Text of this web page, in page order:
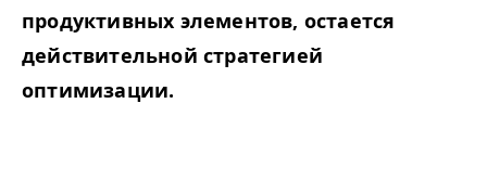
продуктивных элементов, остается
действительной стратегией
оптимизации.